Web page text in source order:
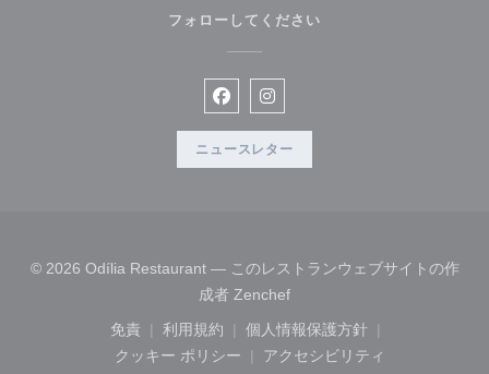
フォローしてください
Facebook ((新しいウィンドウで
Instagram ((新しいウィンド
ニュースレター
© 2026 Odília Restaurant — このレストランウェブサイトの作
成者 Zenchef((新しいウィンドウで開きま
免責
((新しいウィンドウで開きます))
利用規約
((新しいウィンドウで開きます))
個人情報保護方針
((新しいウィンドウで開
クッキー ポリシー
((新しいウィンドウで開きます))
アクセシビリティ
((新しいウィンドウで